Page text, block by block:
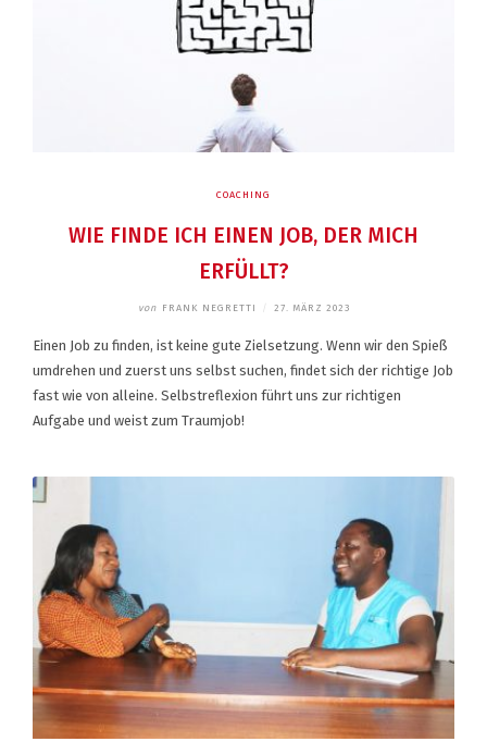
COACHING
WIE FINDE ICH EINEN JOB, DER MICH
ERFÜLLT?
von FRANK NEGRETTI 27. MÄRZ 2023
Einen Job zu finden, ist keine gute Zielsetzung. Wenn wir den Spieß
umdrehen und zuerst uns selbst suchen, findet sich der richtige Job
fast wie von alleine. Selbstreflexion führt uns zur richtigen
Aufgabe und weist zum Traumjob!